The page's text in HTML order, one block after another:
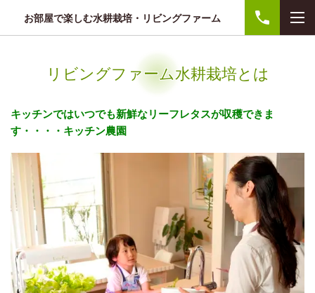
お部屋で楽しむ水耕栽培・リビングファーム
リビングファーム水耕栽培とは
キッチンではいつでも新鮮なリーフレタスが収穫できま
す・・・・キッチン農園